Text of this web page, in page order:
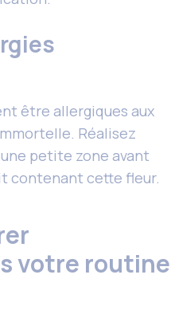
être allergiques aux
Réalisez
petite zone avant
contenant cette fleur.
votre routine